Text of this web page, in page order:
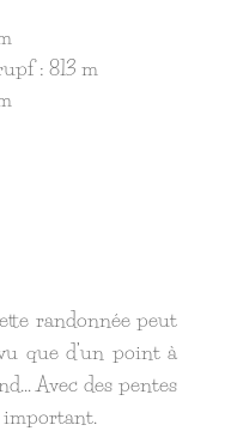
: 813 m
randonnée peut
que d’un point à
Avec des pentes
important.